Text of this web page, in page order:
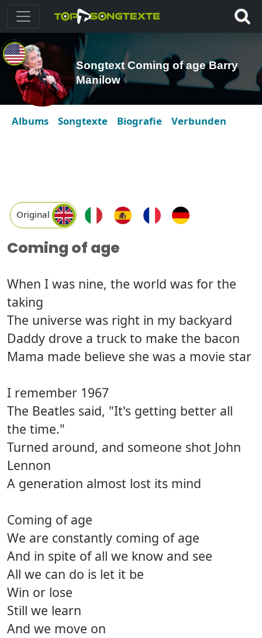
Songtext Coming of age Barry
Manilow
Albums Songtexte Biografie Verbunden
Original
Coming of age
When I was nine, the world was for the
taking
The universe was right in my backyard
Daddy drove a truck to make the bacon
Mama made believe she was a movie star
I remember 1967
The Beatles said, "It's getting better all
the time."
Turned around, and someone shot John
Lennon
A generation almost lost its mind
Coming of age
We are constantly coming of age
And in spite of all we know and see
All we can do is let it be
Win or lose
Still we learn
And we move on